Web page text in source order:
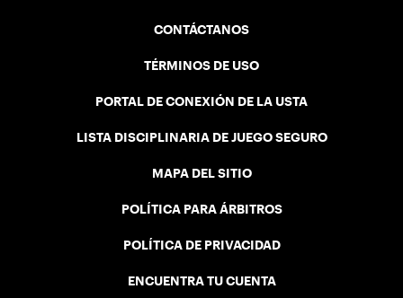
CONTÁCTANOS
TÉRMINOS DE USO
PORTAL DE CONEXIÓN DE LA USTA
LISTA DISCIPLINARIA DE JUEGO SEGURO
MAPA DEL SITIO
POLÍTICA PARA ÁRBITROS
POLÍTICA DE PRIVACIDAD
ENCUENTRA TU CUENTA